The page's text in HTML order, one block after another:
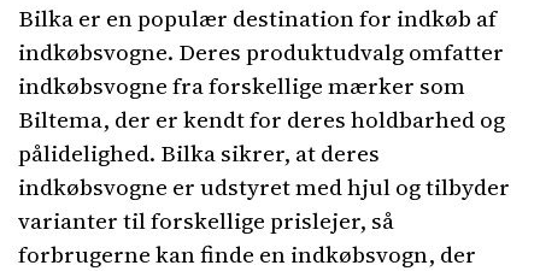
Bilka er en populær destination for indkøb af
indkøbsvogne. Deres produktudvalg omfatter
indkøbsvogne fra forskellige mærker som
Biltema, der er kendt for deres holdbarhed og
pålidelighed. Bilka sikrer, at deres
indkøbsvogne er udstyret med hjul og tilbyder
varianter til forskellige prislejer, så
forbrugerne kan finde en indkøbsvogn, der